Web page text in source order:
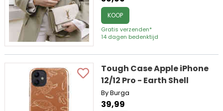
KOOP
Gratis verzenden*
14 dagen bedenktijd
Tough Case Apple iPhone
12/12 Pro - Earth Shell
By Burga
39,99